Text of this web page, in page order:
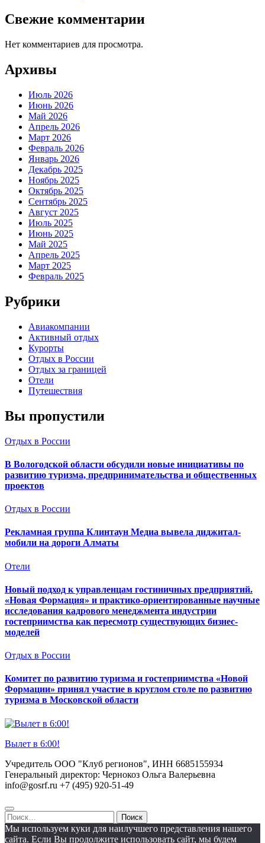
Свежие комментарии
Нет комментариев для просмотра.
Архивы
Июль 2026
Июнь 2026
Май 2026
Апрель 2026
Март 2026
Февраль 2026
Январь 2026
Декабрь 2025
Ноябрь 2025
Октябрь 2025
Сентябрь 2025
Август 2025
Июль 2025
Июнь 2025
Май 2025
Апрель 2025
Март 2025
Февраль 2025
Рубрики
Авиакомпании
Активный отдых
Курорты
Отдых в России
Отдых за границей
Отели
Путешествия
Вы пропустили
Отдых в России
В Вологодской области обсудили новые инициативы по
развитию туризма, предпринимательства и общественных
проектов
Отдых в России
Рекламная группа Клинтаун Медиа вывела диджитал-
мобили на дороги Алматы
Отели
Новый подход к управленцам гостиничных предприятий.
«Новая Формация» и практико-ориентированные научные
исследования кадрового менеджмента индустрии
гостеприимства как пересмотр существующих бизнес-
моделей
Отдых в России
Комитет по развитию туризма и гостеприимства «Новой
Формации» принял участие в круглом столе по развитию
туризма в Московской области
Вылет в 6:00!
Учредитель ООО "Клуб регионов", ИНН 6685155934
Генеральный директор: Чернокоз Ольга Валерьевна
info@gosrf.ru +7 (495) 920-51-49
Найти:
Мы используем куки для наилучшего представления нашего
сайта. Если Вы продолжите использовать сайт, мы будем